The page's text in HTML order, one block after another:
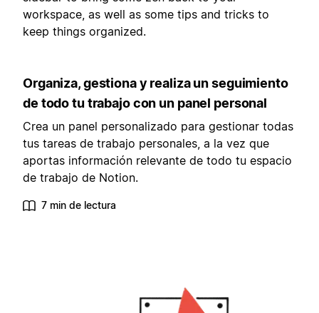
workspace, as well as some tips and tricks to
keep things organized.
Organiza, gestiona y realiza un seguimiento
de todo tu trabajo con un panel personal
Crea un panel personalizado para gestionar todas
tus tareas de trabajo personales, a la vez que
aportas información relevante de todo tu espacio
de trabajo de Notion.
7 min de lectura